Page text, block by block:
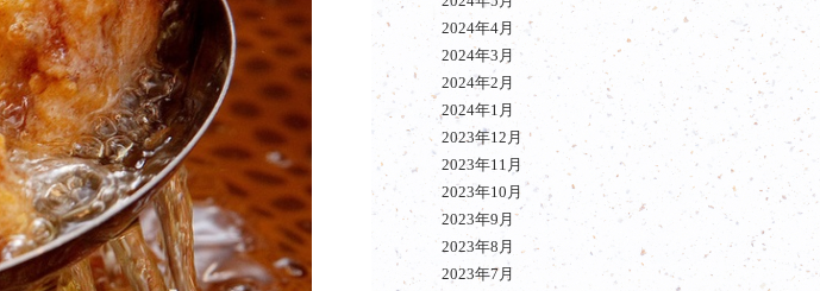
2024年4月
2024年3月
2024年2月
2024年1月
2023年12月
2023年11月
2023年10月
2023年9月
2023年8月
2023年7月